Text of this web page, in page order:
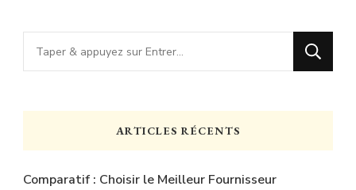
Vous
recherchiez
chose
ARTICLES RÉCENTS
Comparatif : Choisir le Meilleur Fournisseur